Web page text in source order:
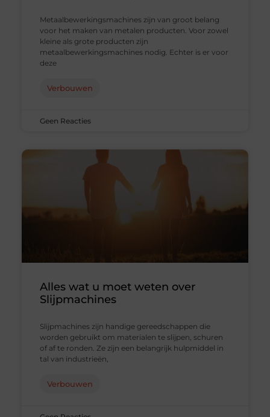
Metaalbewerkingsmachines zijn van groot belang
voor het maken van metalen producten. Voor zowel
kleine als grote producten zijn
metaalbewerkingsmachines nodig. Echter is er voor
deze
Verbouwen
Geen Reacties
Alles wat u moet weten over
Slijpmachines
Slijpmachines zijn handige gereedschappen die
worden gebruikt om materialen te slijpen, schuren
of af te ronden. Ze zijn een belangrijk hulpmiddel in
tal van industrieën,
Verbouwen